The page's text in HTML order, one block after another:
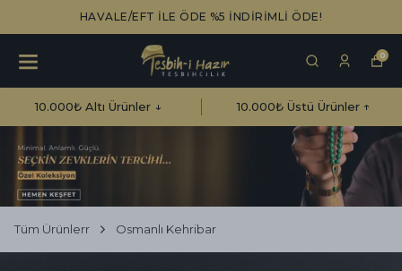
HAVALE/EFT İLE ÖDE %5 İNDİRİMLİ ÖDE!
0
10.000₺ Altı Ürünler ↓ 10.000₺ Üstü Ürünler ↑
Tüm Ürünlerr Osmanlı Kehribar